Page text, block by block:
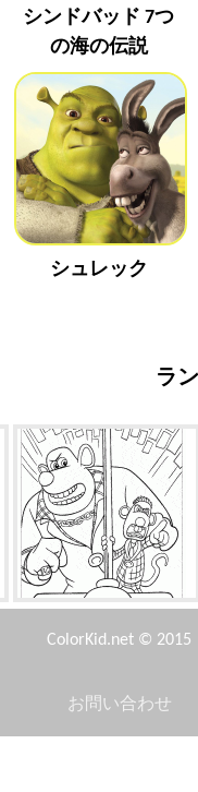
シンドバッド 7つ
の海の伝説
シュレック
ラ
トードヘンチラット
ColorKid.net © 2015
お問い合わせ